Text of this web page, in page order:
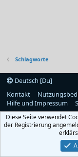
Schlagworte
Deutsch [Du]
Kontakt
Hilfe und Impressum
Diese Seite verwendet
der Registrierung